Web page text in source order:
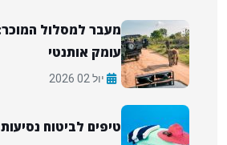
מעבר למסלול
עומק אותנטי
יול 02 2026
טיפים לביטוח